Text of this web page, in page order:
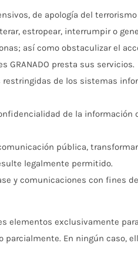
de apología del
estropear, interrumpir o
así como obstaculizar el
GRANADO presta sus servicios.
de los sistemas
de la información
pública,
legalmente permitido.
y comunicaciones con fines
elementos exclusivamente
En ningún caso,